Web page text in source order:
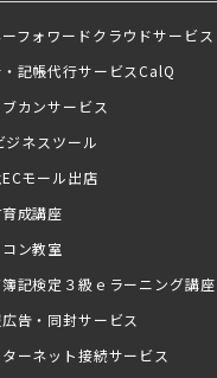
フォワードクラウドサービス
記帳代行サービスCalQ
カンサービス
ジネスツール
モール出店
成講座
ン教室
記検定３級ｅラーニング講座
告・同封サービス
ーネット接続サービス